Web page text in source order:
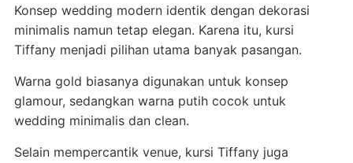
Konsep wedding modern identik dengan dekorasi
minimalis namun tetap elegan. Karena itu, kursi
Tiffany menjadi pilihan utama banyak pasangan.
Warna gold biasanya digunakan untuk konsep
glamour, sedangkan warna putih cocok untuk
wedding minimalis dan clean.
Selain mempercantik venue, kursi Tiffany juga